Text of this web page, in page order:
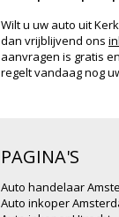
Wilt u uw auto uit
dan vrijblijvend ons
aanvragen is gratis
regelt vandaag nog
PAGINA'S
Auto handelaar
Auto inkoper